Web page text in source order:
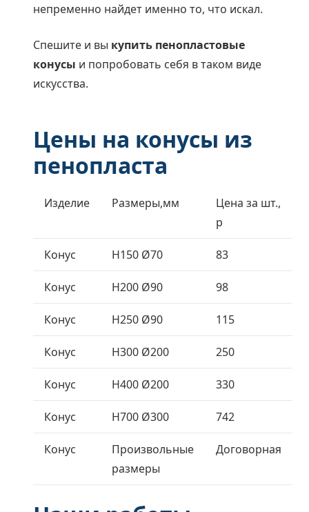
непременно найдет именно то, что искал.
Спешите и вы купить пенопластовые
конусы и попробовать себя в таком виде
искусства.
Цены на конусы из
пенопласта
Изделие Размеры,мм
Цена за шт.,
р
Конус H150 Ø70 83
Конус H200 Ø90 98
Конус H250 Ø90 115
Конус H300 Ø200 250
Конус H400 Ø200 330
Конус H700 Ø300 742
Конус
Произвольные
размеры
Договорная